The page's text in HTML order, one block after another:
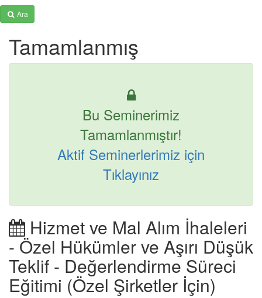
Ara
Tamamlanmış
Bu Seminerimiz
Tamamlanmıştır!
Aktif Seminerlerimiz için
Tıklayınız
Hizmet ve Mal Alım İhaleleri
- Özel Hükümler ve Aşırı Düşük
Teklif - Değerlendirme Süreci
Eğitimi (Özel Şirketler İçin)